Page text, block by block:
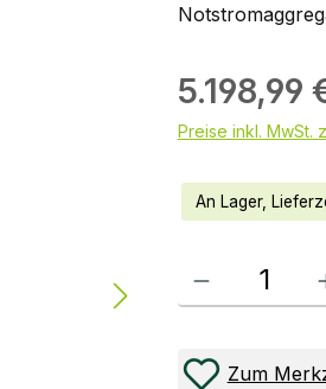
5.198,99
Preise inkl. MwSt.
An Lager,
Produkt Anzahl:
Zum